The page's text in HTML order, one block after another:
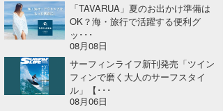
「TAVARUA」夏のお出かけ準備は
OK？海・旅行で活躍する便利グ
ッ･･･
08月08日
サーフィンライフ新刊発売「ツイン
フィンで磨く大人のサーフスタイ
ル」【･･･
08月06日